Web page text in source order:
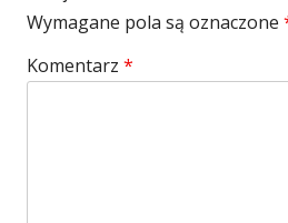
Wymagane pola są oznaczone
Komentarz *